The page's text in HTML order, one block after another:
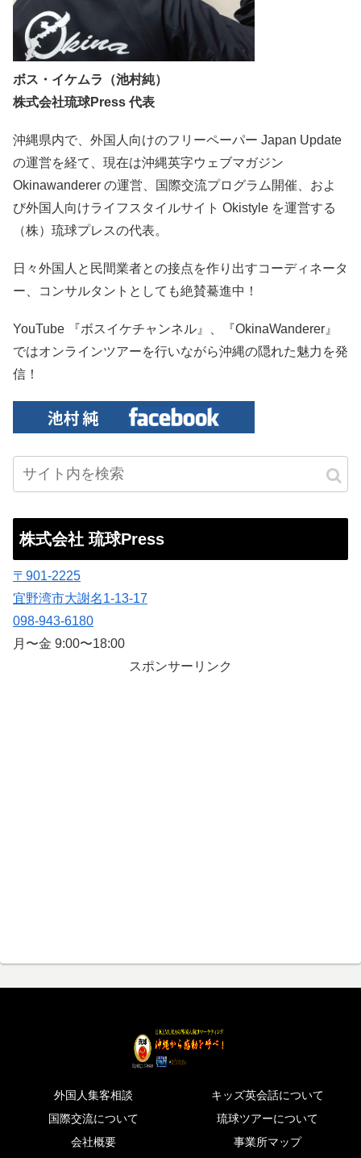
ボス・イケムラ（池村純）
株式会社琉球Press 代表
沖縄県内で、外国人向けのフリーペーパー Japan Update
の運営を経て、現在は沖縄英字ウェブマガジン
Okinawanderer の運営、国際交流プログラム開催、およ
び外国人向けライフスタイルサイト Okistyle を運営する
（株）琉球プレスの代表。
日々外国人と民間業者との接点を作り出すコーディネータ
ー、コンサルタントとしても絶賛驀進中！
YouTube 『ボスイケチャンネル』、『OkinaWanderer』
ではオンラインツアーを行いながら沖縄の隠れた魅力を発
信！
株式会社 琉球Press
〒901-2225
宜野湾市大謝名1-13-17
098-943-6180
月〜金 9:00〜18:00
スポンサーリンク
外国人集客相談
キッズ英会話について
国際交流について
琉球ツアーについて
会社概要
事業所マップ